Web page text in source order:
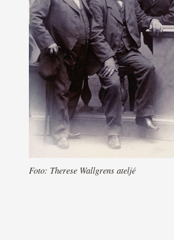
Foto: Therese Wallgrens ateljé